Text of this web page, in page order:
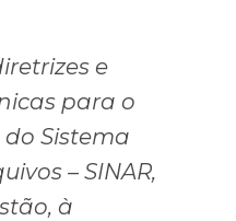
e
para o
Sistema
– SINAR,
à